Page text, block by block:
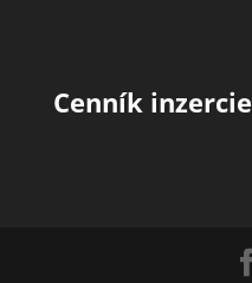
Cenník inzercie